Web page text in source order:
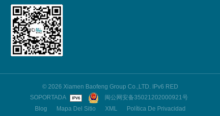
© 2026 Xiamen Baofeng Group Co.,LTD. IPv6 RED
SOPORTADA
闽公网安备35021202000921号
Blog
Mapa Del Sitio XML Política De Privacidad